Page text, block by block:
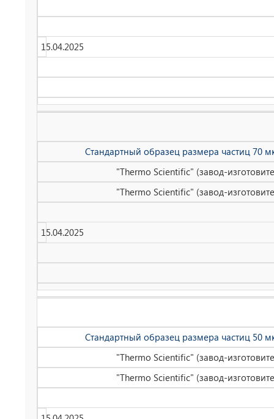
15.04.2025
Стандартный образец размера частиц 70
"Thermo Scientific" (завод-
"Thermo Scientific" (завод-
15.04.2025
Стандартный образец размера частиц 50
"Thermo Scientific" (завод-
"Thermo Scientific" (завод-